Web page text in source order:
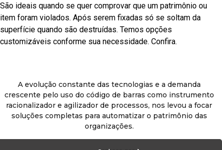
São ideais quando se quer comprovar que um patrimônio ou
item foram violados. Após serem fixadas só se soltam da
superfície quando são destruídas. Temos opções
customizáveis conforme sua necessidade. Confira.
A evolução constante das tecnologias e a demanda
crescente pelo uso do código de barras como instrumento
racionalizador e agilizador de processos, nos levou a focar
soluções completas para automatizar o patrimônio das
organizações.